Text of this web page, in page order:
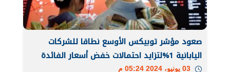
صعود مؤشر توبيكس الأوسع نطاقا للشركات
اليابانية 1%لتزايد احتمالات خفض أسعار الفائدة